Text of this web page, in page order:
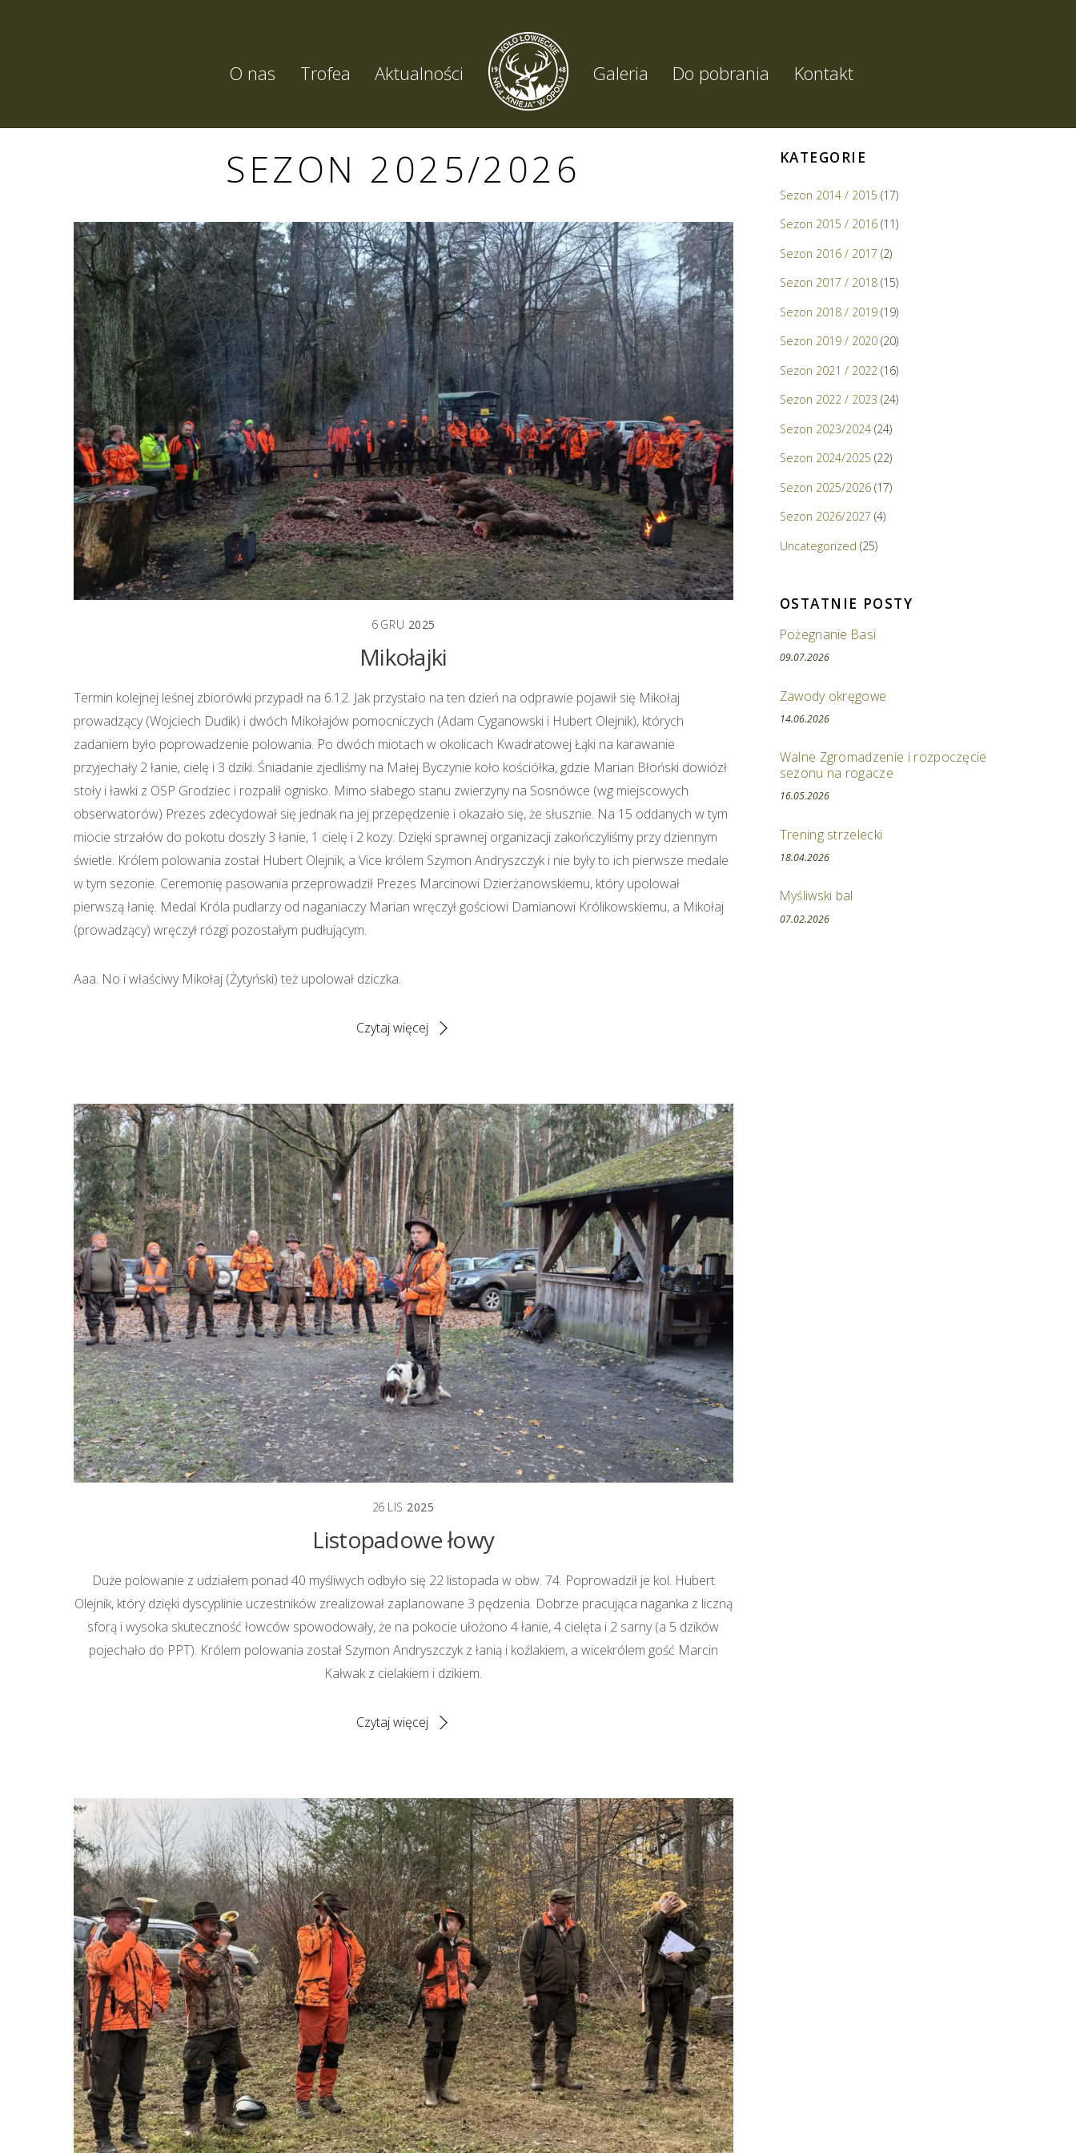
O nas Trofea Aktualności Galeria Do pobrania Kontakt
SEZON 2025/2026
6 GRU 2025
Mikołajki
Termin kolejnej leśnej zbiorówki przypadł na 6.12. Jak przystało na ten dzień na odprawie pojawił się Mikołaj
prowadzący (Wojciech Dudik) i dwóch Mikołajów pomocniczych (Adam Cyganowski i Hubert Olejnik), których
zadaniem było poprowadzenie polowania. Po dwóch miotach w okolicach Kwadratowej Łąki na karawanie
przyjechały 2 łanie, cielę i 3 dziki. Śniadanie zjedliśmy na Małej Byczynie koło kościółka, gdzie Marian Błoński dowiózł
stoły i ławki z OSP Grodziec i rozpalił ognisko. Mimo słabego stanu zwierzyny na Sosnówce (wg miejscowych
obserwatorów) Prezes zdecydował się jednak na jej przepędzenie i okazało się, że słusznie. Na 15 oddanych w tym
miocie strzałów do pokotu doszły 3 łanie, 1 cielę i 2 kozy. Dzięki sprawnej organizacji zakończyliśmy przy dziennym
świetle. Królem polowania został Hubert Olejnik, a Vice królem Szymon Andryszczyk i nie były to ich pierwsze medale
w tym sezonie. Ceremonię pasowania przeprowadził Prezes Marcinowi Dzierżanowskiemu, który upolował
pierwszą łanię. Medal Króla pudlarzy od naganiaczy Marian wręczył gościowi Damianowi Królikowskiemu, a Mikołaj
(prowadzący) wręczył rózgi pozostałym pudłującym.
Aaa. No i właściwy Mikołaj (Żytyński) też upolował dziczka.
Czytaj więcej
26 LIS 2025
Listopadowe łowy
Duże polowanie z udziałem ponad 40 myśliwych odbyło się 22 listopada w obw. 74. Poprowadził je kol. Hubert
Olejnik, który dzięki dyscyplinie uczestników zrealizował zaplanowane 3 pędzenia. Dobrze pracująca naganka z liczną
sforą i wysoka skuteczność łowców spowodowały, że na pokocie ułożono 4 łanie, 4 cielęta i 2 sarny (a 5 dzików
pojechało do PPT). Królem polowania został Szymon Andryszczyk z łanią i koźlakiem, a wicekrólem gość Marcin
Kałwak z cielakiem i dzikiem.
Czytaj więcej
KATEGORIE
Sezon 2014 / 2015 (17)
Sezon 2015 / 2016(11)
Sezon 2016 / 2017 (2)
Sezon 2017 / 2018(15)
Sezon 2018 / 2019(19)
Sezon 2019 / 2020(20)
Sezon 2021 / 2022 (16)
Sezon 2022 / 2023 (24)
Sezon 2023/2024(24)
Sezon 2024/2025 (22)
Sezon 2025/2026(17)
Sezon 2026/2027 (4)
Uncategorized (25)
OSTATNIE POSTY
Pożegnanie Basi
09.07.2026
Zawody okręgowe
14.06.2026
Walne Zgromadzenie i rozpoczęcie
sezonu na rogacze
16.05.2026
Trening strzelecki
18.04.2026
Myśliwski bal
07.02.2026